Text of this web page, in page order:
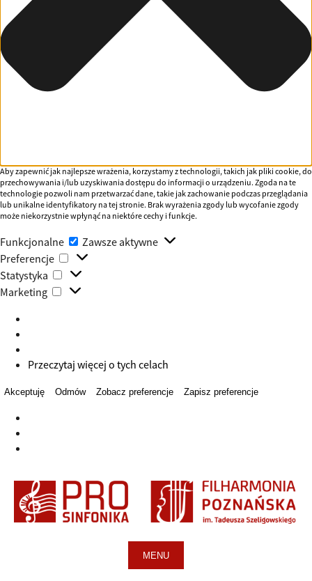
Aby zapewnić jak najlepsze wrażenia, korzystamy z technologii, takich jak pliki cookie, do
przechowywania i/lub uzyskiwania dostępu do informacji o urządzeniu. Zgoda na te
technologie pozwoli nam przetwarzać dane, takie jak zachowanie podczas przeglądania
lub unikalne identyfikatory na tej stronie. Brak wyrażenia zgody lub wycofanie zgody
może niekorzystnie wpłynąć na niektóre cechy i funkcje.
Funkcjonalne Funkcjonalne
Zawsze aktywne
Preferencje
Preferencje
Statystyka
Statystyka
Marketing
Marketing
Przeczytaj więcej o tych celach
Akceptuję Odmów Zobacz preferencje Zapisz preferencje
MENU